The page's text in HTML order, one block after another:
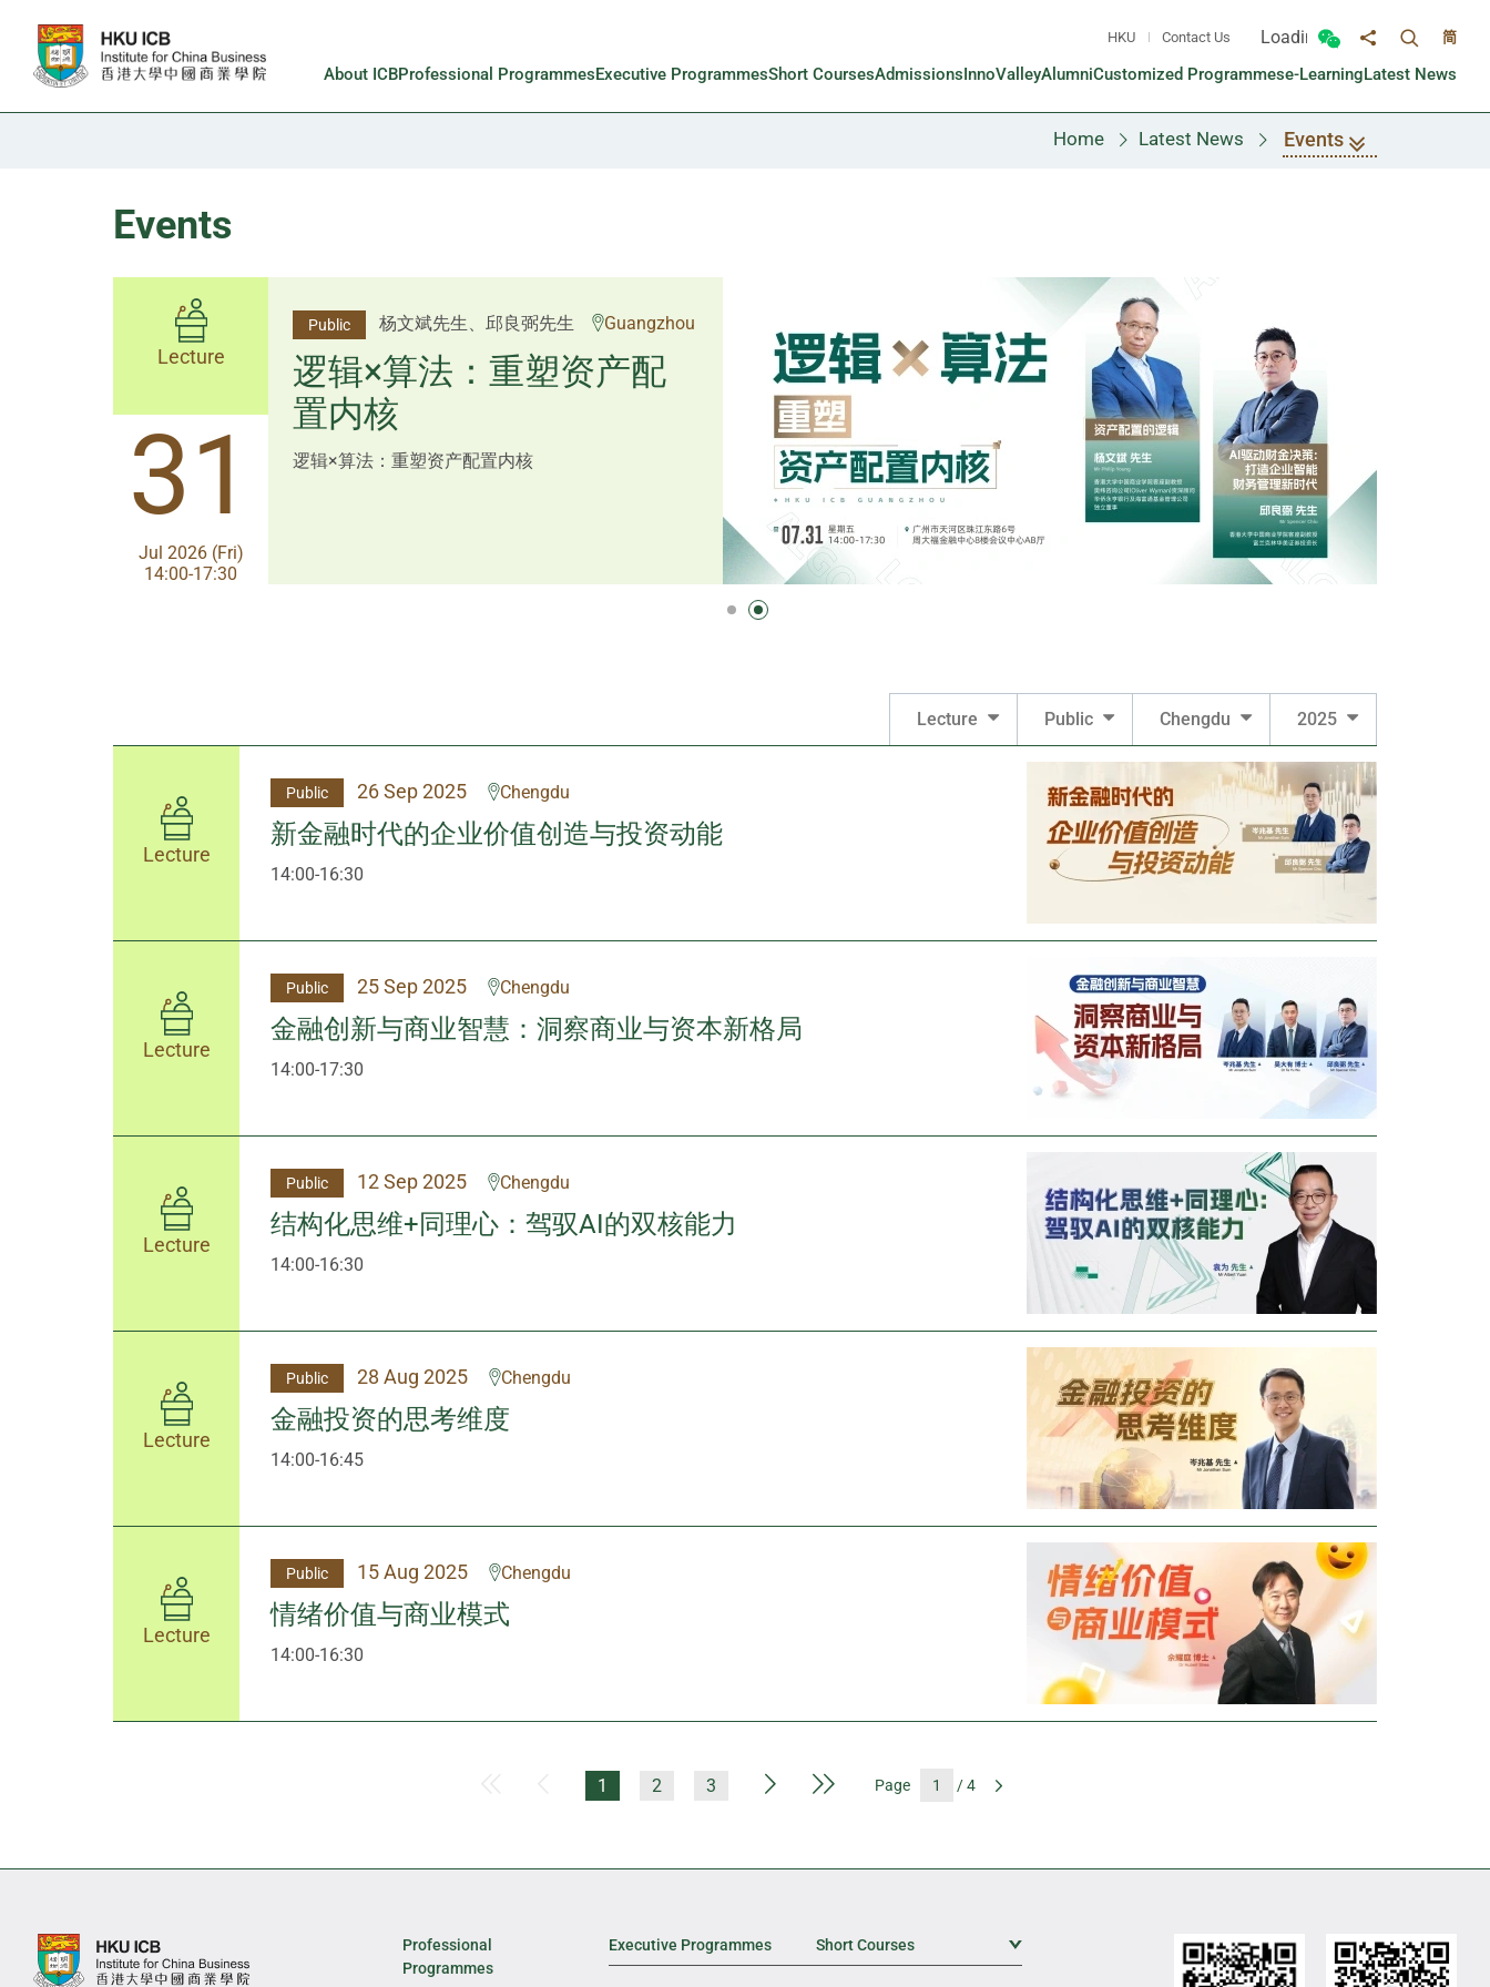
HKU Contact Us Loading...
Toggle Wechat panel
Share toToggle
简
About ICBProfessional ProgrammesExecutive ProgrammesShort CoursesAdmissionsInnoValleyAlumniCustomized Programmese-LearningLatest News
Home Latest News Events
Events
Lecture
14
Aug 2026 (Fri)
13:30-17:00
Public
李邱敬贤女士 Ms Rosemarie Yau、潘天
佑博士 Dr Tim Pan、李国平先生 Mr Guoping Li
Shenzhen
跨界智汇・预见新局
Lecture
31
Jul 2026 (Fri)
14:00-17:30
Public 杨文斌先生、邱良弼先生 Guangzhou
逻辑×算法：重塑资产配
置内核
逻辑×算法：重塑资产配置内核
Lecture Public Chengdu 2025
Lecture
Public 26 Sep 2025 Chengdu
新金融时代的企业价值创造与投资动能
14:00-16:30
Lecture
Public 25 Sep 2025 Chengdu
金融创新与商业智慧：洞察商业与资本新格局
14:00-17:30
Lecture
Public 12 Sep 2025 Chengdu
结构化思维+同理心：驾驭AI的双核能力
14:00-16:30
Lecture
Public 28 Aug 2025 Chengdu
金融投资的思考维度
14:00-16:45
Lecture
Public 15 Aug 2025 Chengdu
情绪价值与商业模式
14:00-16:30
Previous Page
1 2 3 Next PageLast Page
Page / 4
Professional
Programmes
Executive Programmes Short Courses